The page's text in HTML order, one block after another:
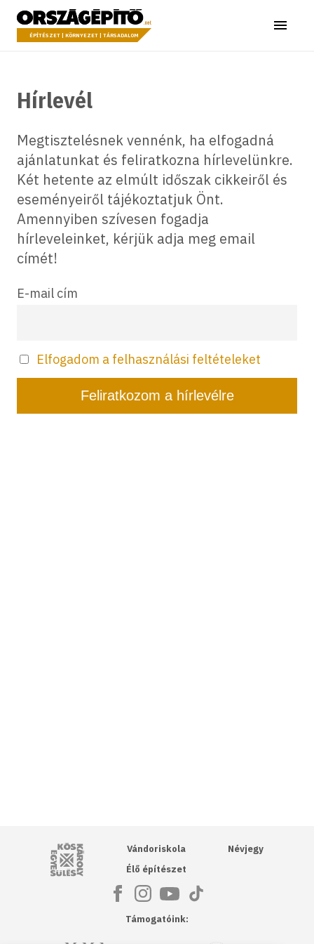
a tartalomhoz
Országépítő
ÉPÍTÉSZET | KÖRNYEZET | TÁRSADALOM Menü
Hírlevél
Megtisztelésnek vennénk, ha elfogadná
ajánlatunkat és feliratkozna hírlevelünkre.
Két hetente az elmúlt időszak cikkeiről és
eseményeiről tájékoztatjuk Önt.
Amennyiben szívesen fogadja
hírleveleinket, kérjük adja meg email
címét!
E-mail cím
Elfogadom a felhasználási feltételeket
Kós Károly Egyesülés
Vándoriskola
Élő építészet
Névjegy
Támogatóink: